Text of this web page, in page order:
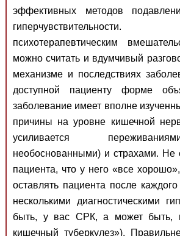
эффективных методов
гиперчувствительности.
психотерапевтическим
можно считать и вдумчивый
механизме и последствиях
доступной пациенту форме
заболевание имеет вполне
причины на уровне кишечной
усиливается
необоснованными) и страхами. Не
пациента, что у него «все
оставлять пациента после
несколькими диагностическими
быть, у вас СРК, а может быть,
кишечный туберкулез»).